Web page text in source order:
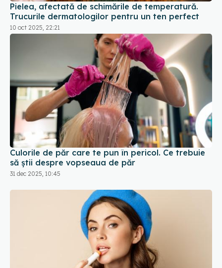
Pielea, afectată de schimările de temperatură.
Trucurile dermatologilor pentru un ten perfect
10 oct 2025, 22:21
Culorile de păr care te pun în pericol. Ce trebuie
să știi despre vopseaua de păr
31 dec 2025, 10:45